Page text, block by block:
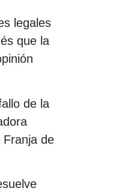
legales
que la
de la
de